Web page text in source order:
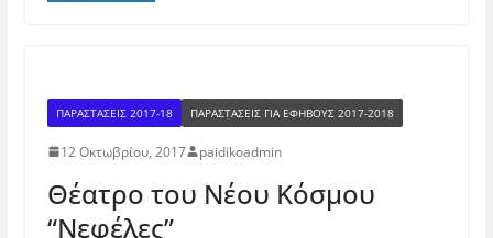
ΠΑΡΑΣΤΑΣΕΙΣ 2017-18 ΠΑΡΑΣΤΆΣΕΙΣ ΓΙΑ ΕΦΉΒΟΥΣ 2017-2018
12 Οκτωβρίου, 2017 paidikoadmin
Θέατρο του Νέου Κόσμου
“Νεφέλες”